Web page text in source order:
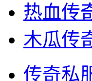
热血传
木瓜传
传奇私